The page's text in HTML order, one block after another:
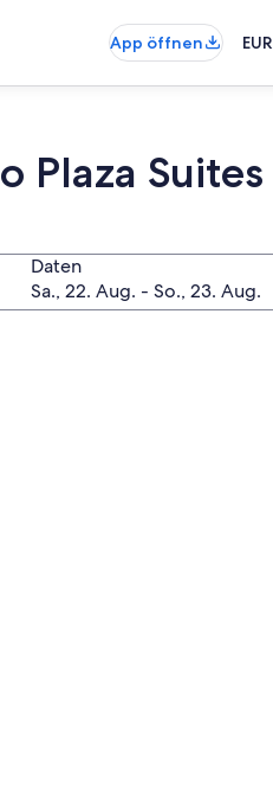
App öffnen EUR
Plaza Suites
Daten